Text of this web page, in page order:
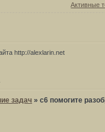
Активные
http://alexlarin.net
задач »с6 помогите